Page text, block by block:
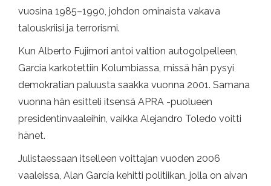
vuosina 1985–1990, johdon ominaista vakava
talouskriisi ja terrorismi.
Kun Alberto Fujimori antoi valtion autogolpelleen,
Garcia karkotettiin Kolumbiassa, missä hän pysyi
demokratian paluusta saakka vuonna 2001. Samana
vuonna hän esitteli itsensä APRA -puolueen
presidentinvaaleihin, vaikka Alejandro Toledo voitti
hänet.
Julistaessaan itselleen voittajan vuoden 2006
vaaleissa, Alan García kehitti politiikan, jolla on aivan